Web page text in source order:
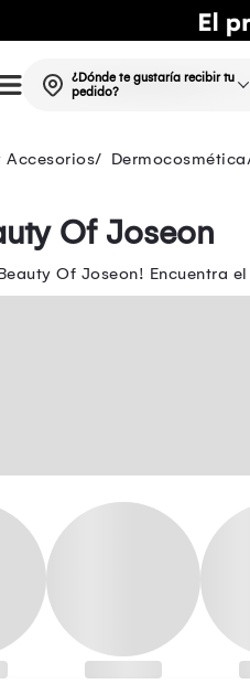
¿Dónde te gustaría recibir tu
pedido?
Accesorios Dermocosmética
Of Joseon
Of Joseon! Encuentra